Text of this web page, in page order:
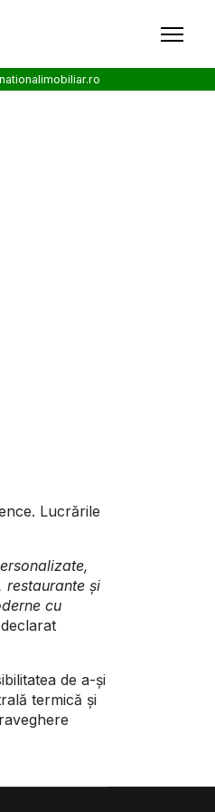
Lucrările
restaurante și
cu
de a-și
termică și